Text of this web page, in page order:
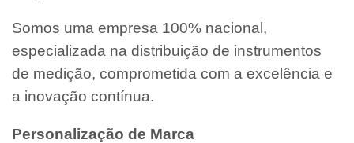
Somos uma empresa 100% nacional,
especializada na distribuição de instrumentos
de medição, comprometida com a excelência e
a inovação contínua.
Personalização de Marca